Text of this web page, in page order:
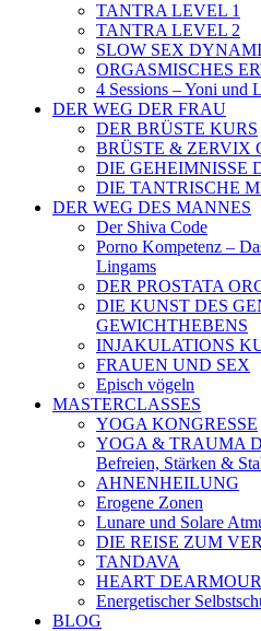
TANTRA LEVEL 1
TANTRA LEVEL 2
SLOW SEX
ORGASMISCHES
4 Sessions – Yoni und
DER WEG DER FRAU
DER BRÜSTE KURS
BRÜSTE & ZERVIX
DIE GEHEIMNISSE
DIE TANTRISCHE
DER WEG DES MANNES
Der Shiva Code
Porno Kompetenz –
Lingams
DER PROSTATA
DIE KUNST DES
GEWICHTHEBENS
INJAKULATIONS
FRAUEN UND SEX
Episch vögeln
MASTERCLASSES
YOGA KONGRESSE
YOGA & TRAUMA
Befreien, Stärken &
AHNENHEILUNG
Erogene Zonen
Lunare und Solare
DIE REISE ZUM
TANDAVA
HEART
Energetischer
BLOG